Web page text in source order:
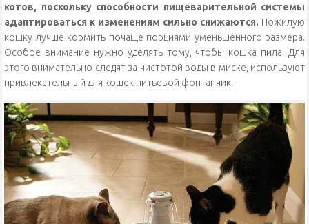
котов, поскольку способности пищеварительной системы
адаптироваться к изменениям сильно снижаются. Пожилую
кошку лучше кормить почаще порциями уменьшенного размера.
Особое внимание нужно уделять тому, чтобы кошка пила. Для
этого внимательно следят за чистотой воды в миске, используют
привлекательный для кошек питьевой фонтанчик.